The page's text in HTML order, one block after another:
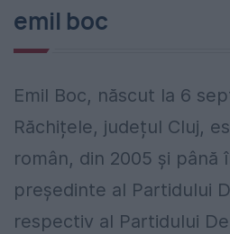
-
Evenimentul
Zilei
emil boc
Emil Boc, născut la 6
Răchițele, județul Cluj,
român, din 2005 și până
președinte al Partidului
respectiv al Partidului